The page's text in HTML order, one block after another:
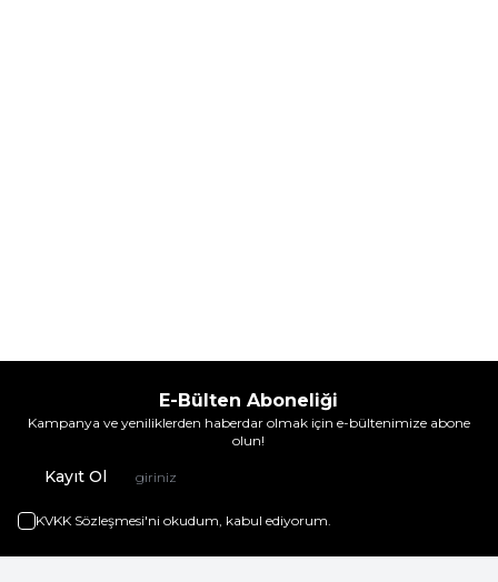
E-Bülten Aboneliği
Kampanya ve yeniliklerden haberdar olmak için e-bültenimize abone
olun!
Kayıt Ol
KVKK Sözleşmesi'ni okudum, kabul ediyorum.